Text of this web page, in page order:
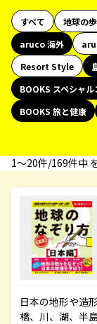
すべて 地球の
aruco 海外
Resort Style
BOOKS スペシャル
BOOKS 旅と健康
1〜20件/169件中
日本の地形や造
橋、川、湖、半